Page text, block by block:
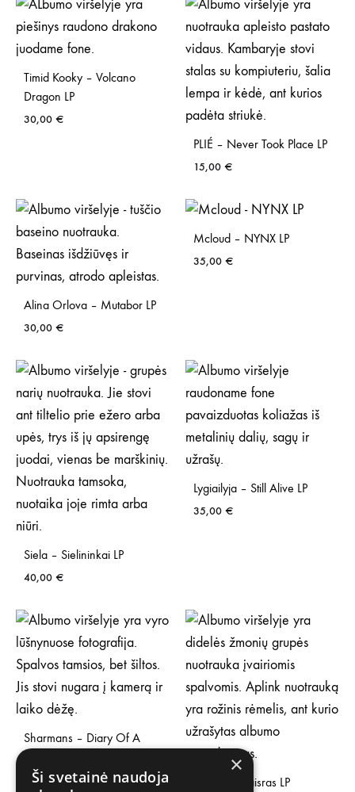
through
40,00 €
Timid Kooky – Volcano
Dragon LP
30,00 €
PLIÉ – Never Took Place LP
15,00 €
Alina Orlova – Mutabor LP
30,00 €
Mcloud – NYNX LP
35,00 €
Siela – Sielininkai LP
40,00 €
Lygiailyja – Still Alive LP
35,00 €
Sharmans – Diary Of A
30,00€ Abudu – Gaisras LP
×
Ši svetainė naudoja